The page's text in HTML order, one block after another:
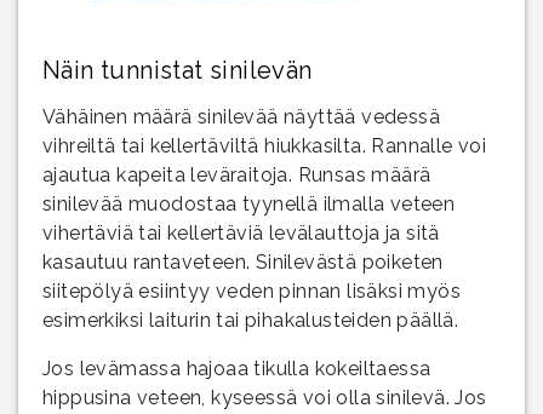
Näin tunnistat sinilevän
Vähäinen määrä sinilevää näyttää vedessä
vihreiltä tai kellertäviltä hiukkasilta. Rannalle voi
ajautua kapeita leväraitoja. Runsas määrä
sinilevää muodostaa tyynellä ilmalla veteen
vihertäviä tai kellertäviä levälauttoja ja sitä
kasautuu rantaveteen. Sinilevästä poiketen
siitepölyä esiintyy veden pinnan lisäksi myös
esimerkiksi laiturin tai pihakalusteiden päällä.
Jos levämassa hajoaa tikulla kokeiltaessa
hippusina veteen, kyseessä voi olla sinilevä. Jos